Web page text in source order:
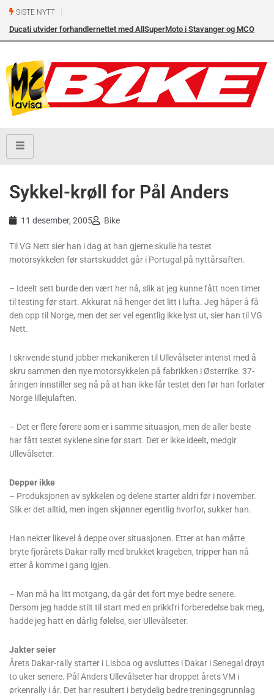
SISTE NYTT
Ducati utvider forhandlernettet med AllSuperMoto i Stavanger og MCO
Sykkel-krøll for Pål Anders
11 desember, 2005 Bike
Til VG Nett sier han i dag at han gjerne skulle ha testet
motorsykkelen før startskuddet går i Portugal på nyttårsaften.
– Ideelt sett burde den vært her nå, slik at jeg kunne fått noen timer
til testing før start. Akkurat nå henger det litt i lufta. Jeg håper å få
den opp til Norge, men det ser vel egentlig ikke lyst ut, sier han til VG
Nett.
I skrivende stund jobber mekanikeren til Ullevålseter intenst med å
skru sammen den nye motorsykkelen på fabrikken i Østerrike. 37-
åringen innstiller seg nå på at han ikke får testet den før han forlater
Norge lillejulaften.
– Det er flere førere som er i samme situasjon, men de aller beste
har fått testet syklene sine før start. Det er ikke ideelt, medgir
Ullevålseter.
Depper ikke
– Produksjonen av sykkelen og delene starter aldri før i november.
Slik er det alltid, men ingen skjønner egentlig hvorfor, sukker han.
Han nekter likevel å deppe over situasjonen. Etter at han måtte
bryte fjorårets Dakar-rally med brukket krageben, tripper han nå
etter å komme i gang igjen.
– Man må ha litt motgang, da går det fort mye bedre senere.
Dersom jeg hadde stilt til start med en prikkfri forberedelse bak meg,
hadde jeg hatt en dårlig følelse, sier Ullevålseter.
Jakter seier
Årets Dakar-rally starter i Lisboa og avsluttes i Dakar i Senegal drøyt
to uker senere. Pål Anders Ullevålseter har droppet årets VM i
ørkenrally i år. Det har resultert i betydelig bedre treningsgrunnlag